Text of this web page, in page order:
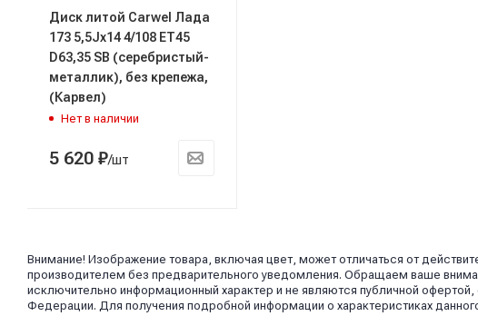
Диск литой Carwel Лада
173 5,5Jx14 4/108 ET45
D63,35 SB (серебристый-
металлик), без крепежа,
(Карвел)
Нет в наличии
5 620 ₽/шт
Внимание! Изображение товара, включая цвет, может отличаться от
производителем без предварительного уведомления. Обращаем ваше
исключительно информационный характер и не являются публичной
Федерации. Для получения подробной информации о характеристиках